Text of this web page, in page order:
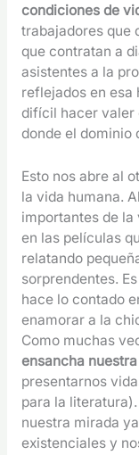
condiciones de
trabajadores que
que contratan a
asistentes a la
reflejados en esa
difícil hacer valer
donde el dominio
Esto nos abre al
la vida humana.
importantes de la
en las películas
relatando
sorprendentes.
hace lo contado
enamorar a la
Como muchas
ensancha
presentarnos
para la
nuestra mirada
existenciales y